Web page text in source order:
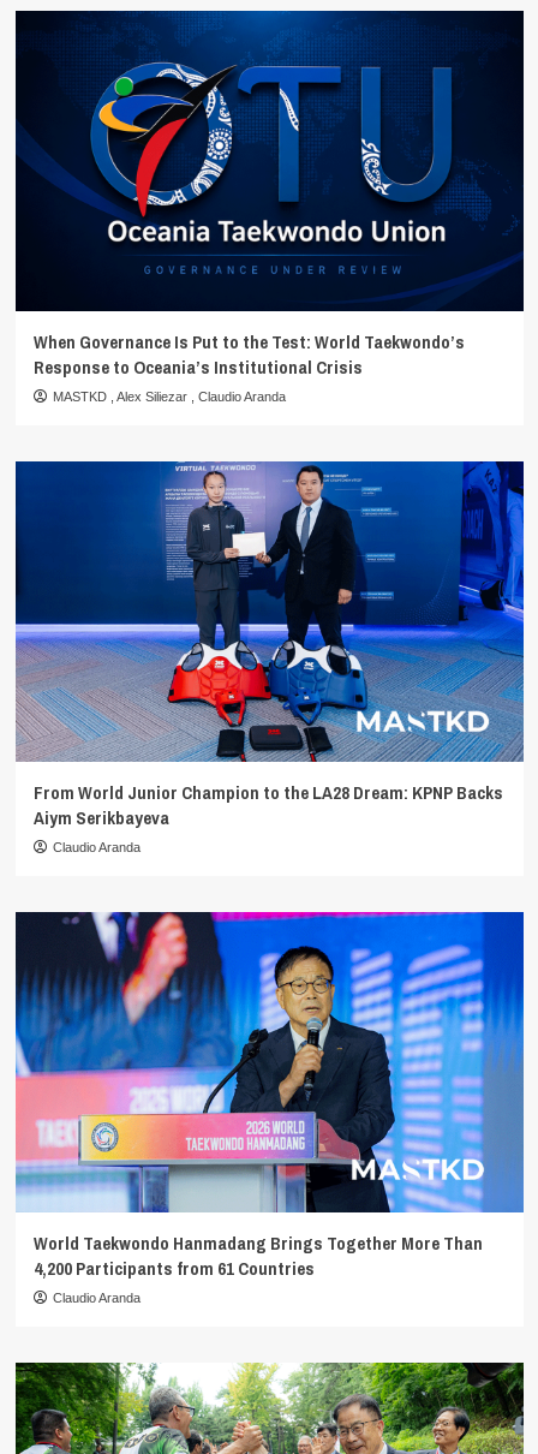
When Governance Is Put to the Test: World Taekwondo’s
Response to Oceania’s Institutional Crisis
MASTKD Alex Siliezar Claudio Aranda
From World Junior Champion to the LA28 Dream: KPNP Backs
Aiym Serikbayeva
Claudio Aranda
World Taekwondo Hanmadang Brings Together More Than
4,200 Participants from 61 Countries
Claudio Aranda